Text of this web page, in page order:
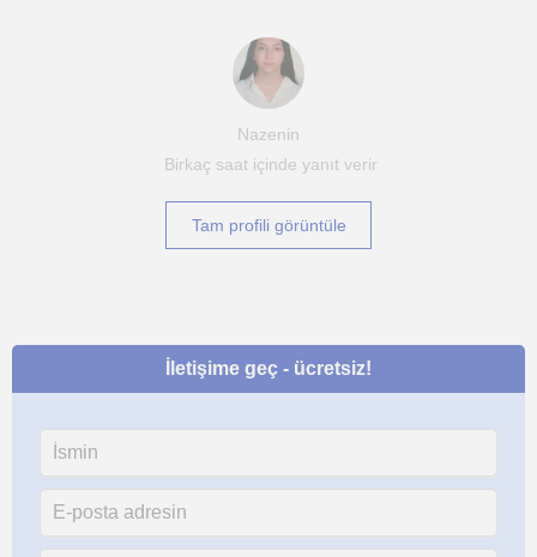
Nazenin
Birkaç saat içinde yanıt verir
Tam profili görüntüle
İletişime geç - ücretsiz!